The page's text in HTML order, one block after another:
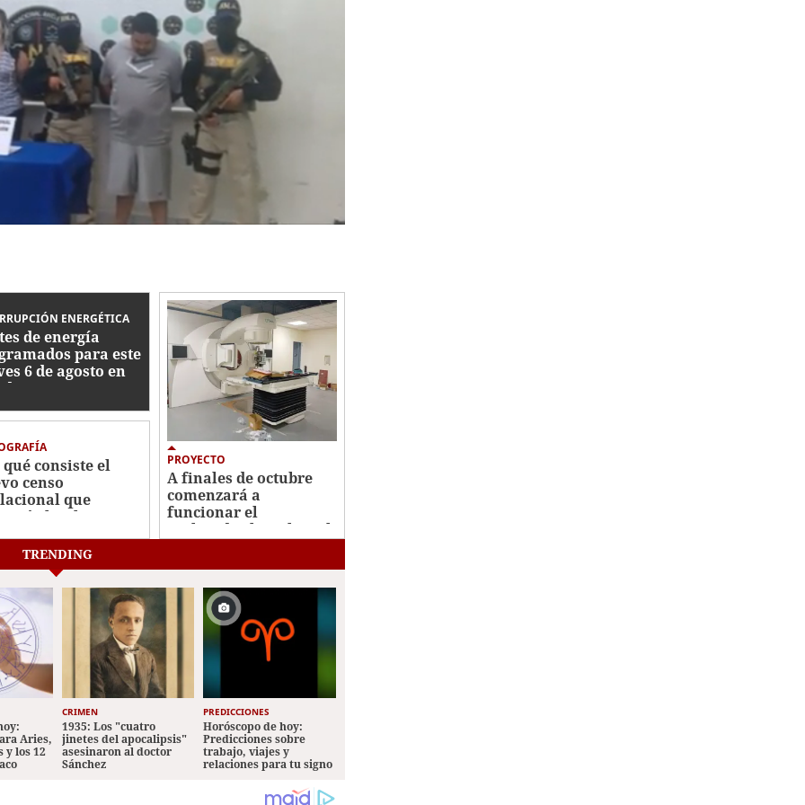
ENERGÉTICA
de energía
para este
6 de agosto en
zonas
qué consiste el
censo
que
el Gobierno
PROYECTO
A finales de octubre
comenzará a
funcionar el
acelerador lineal en el
TRENDING
Aries,
y los 12
CRIMEN
1935: Los "cuatro
jinetes del apocalipsis"
asesinaron al doctor
Sánchez
PREDICCIONES
Horóscopo de hoy:
Predicciones sobre
trabajo, viajes y
relaciones para tu signo